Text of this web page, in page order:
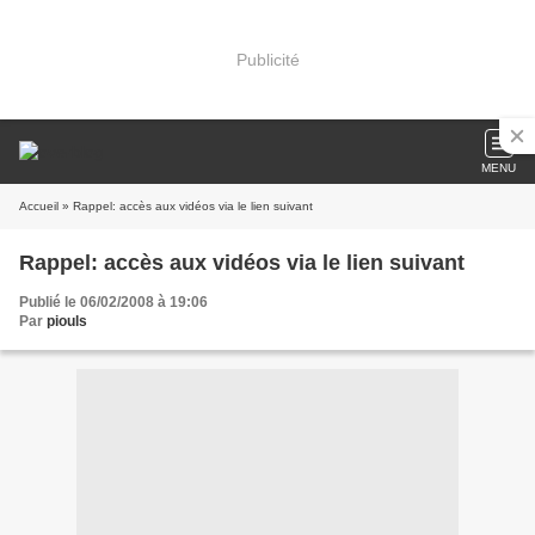
Publicité
MENU
Accueil » Rappel: accès aux vidéos via le lien suivant
Rappel: accès aux vidéos via le lien suivant
Publié le 06/02/2008 à 19:06
Par piouls